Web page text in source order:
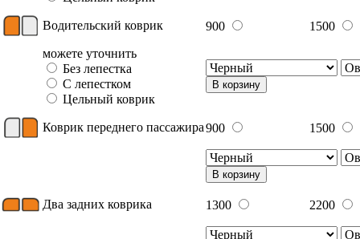
Водительский коврик 900
1500
можете уточнить
Без лепестка
С лепестком
Цельный коврик
В корзину
Коврик переднего пассажира900 1500
В корзину
Два задних коврика 1300 2200